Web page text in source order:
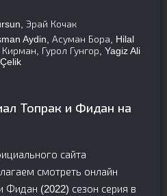
Эрай Кочак
Aydin, Асуман Бора, Hilal
Гурол Гунгор, Yagiz Ali
Топрак и Фидан на
сайта
смотреть онлайн
Фидан (2022) сезон серия в